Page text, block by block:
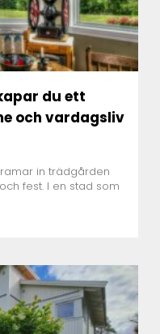
och vardagsliv
in trädgården
fest. I en stad som